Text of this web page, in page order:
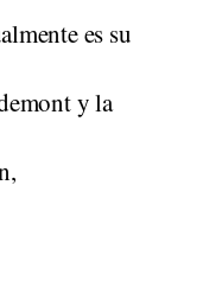
es su
y la